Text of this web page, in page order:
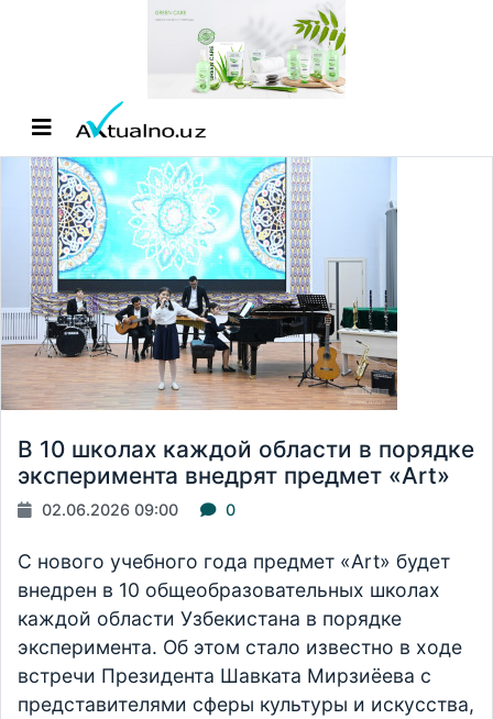
В 10 школах каждой области в порядке
эксперимента внедрят предмет «Art»
02.06.2026 09:00 0
С нового учебного года предмет «Art» будет
внедрен в 10 общеобразовательных школах
каждой области Узбекистана в порядке
эксперимента. Об этом стало известно в ходе
встречи Президента Шавката Мирзиёева с
представителями сферы культуры и искусства,